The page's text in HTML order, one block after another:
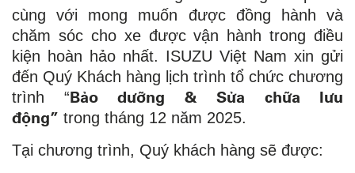
cùng với mong muốn được đồng hành và
chăm sóc cho xe được vận hành trong điều
kiện hoàn hảo nhất. ISUZU Việt Nam xin gửi
đến Quý Khách hàng lịch trình tổ chức chương
trình “Bảo dưỡng & Sửa chữa lưu
động” trong tháng 12 năm 2025.
Tại chương trình, Quý khách hàng sẽ được: